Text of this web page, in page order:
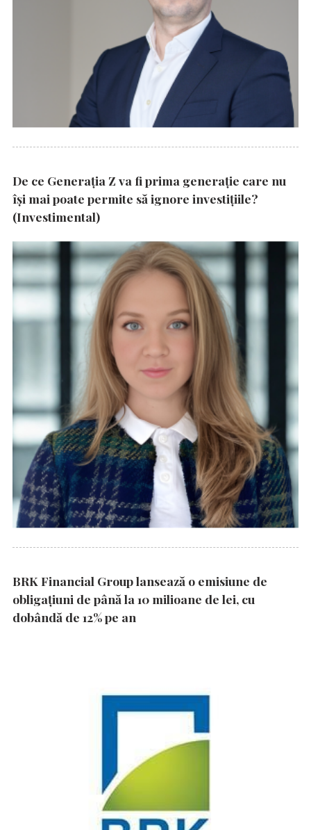
De ce Generația Z va fi prima generație care nu
își mai poate permite să ignore investițiile?
(Investimental)
BRK Financial Group lansează o emisiune de
obligațiuni de până la 10 milioane de lei, cu
dobândă de 12% pe an